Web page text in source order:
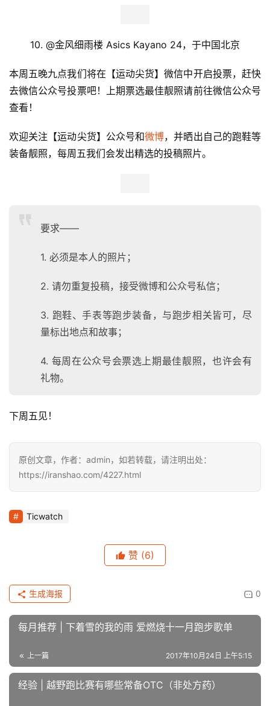
用
户
选
10. @金风细雨楼 Asics Kayano 24，于中国北京
本周五晚九点我们将在【运动尖货】微信中开启投票，赶快
去微信公众号投票吧！上期票选最佳靓照请前往微信公众号
查看！
欢迎关注【运动尖货】公众号和微博，并晒出自己的跑鞋等
装备靓照，每周五我们会发出精选的投稿照片。
要求——
1. 必须是本人的照片；
2. 请勿重复投稿，接受微博和公众号私信；
3. 跑鞋、手表等跑步装备，与跑步相关皆可，尽
量标出地点和故事；
4. 每周在公众号会票选上期最佳靓照，也许会有
礼物。
下周五见！
原创文章，作者：admin，如若转载，请注明出处：
https://iranshao.com/4227.html
Ticwatch
赞 (6)
0
生成海报
每月推荐 | 下着雪的我的雨 爱燃烧十一月跑步歌单
上一篇 2017年10月24日 上午5:15
经验 | 越野跑比赛有哪些常备OTC（非处方药）